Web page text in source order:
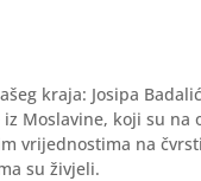
kraja: Josipa
Moslavine, koji su na
vrijednostima na
su živjeli.